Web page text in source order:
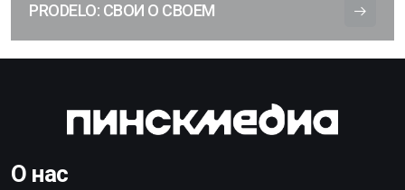
PRODELO: СВОИ О СВОЕМ
О нас